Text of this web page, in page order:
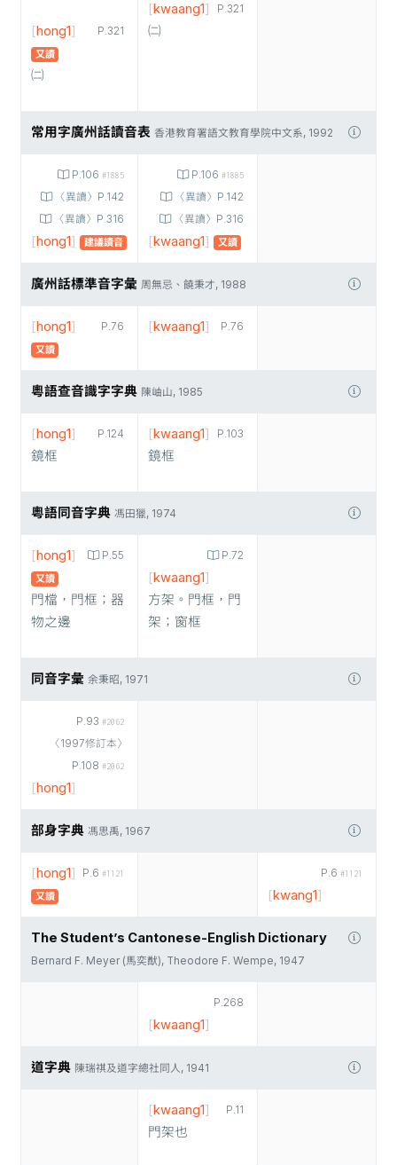
P.321
[hong1]
又讀
㈡
P.321
[kwaang1]
㈡
常用字廣州話讀音表 香港教育署語文教育學院中文系, 1992
P.106 #1885
〈異讀〉P.142
〈異讀〉P.316
[hong1] 建議讀音
P.106 #1885
〈異讀〉P.142
〈異讀〉P.316
[kwaang1] 又讀
廣州話標準音字彙 周無忌、饒秉才, 1988
P.76
[hong1]
又讀
P.76
[kwaang1]
粵語查音識字字典 陳岫山, 1985
P.124
[hong1]
鏡框
P.103
[kwaang1]
鏡框
粵語同音字典 馮田獵, 1974
P.55
[hong1]
又讀
門檔，門框；器
物之邊
P.72
[kwaang1]
方架。門框，門
架；窗框
同音字彙 余秉昭, 1971
P.93 #2062
〈1997修訂本〉
P.108 #2062
[hong1]
部身字典 馮思禹, 1967
P.6 #1121
[hong1]
又讀
P.6 #1121
[kwang1]
The Student’s Cantonese-English Dictionary
Bernard F. Meyer (馬奕猷), Theodore F. Wempe, 1947
P.268
[kwaang1]
道字典 陳瑞祺及道字總社同人, 1941
P.11
[kwaang1]
門架也